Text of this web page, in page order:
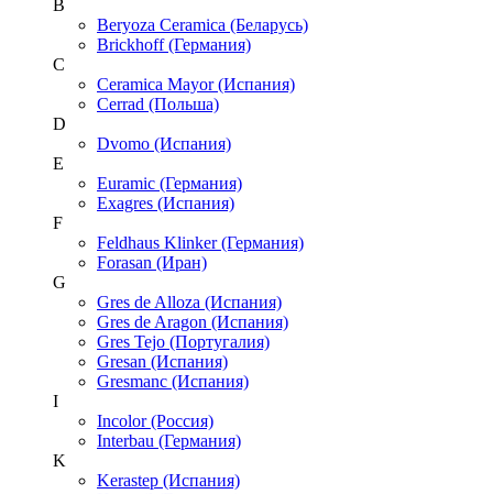
B
Beryoza Ceramica (Беларусь)
Brickhoff (Германия)
C
Ceramica Mayor (Испания)
Cerrad (Польша)
D
Dvomo (Испания)
E
Euramic (Германия)
Exagres (Испания)
F
Feldhaus Klinker (Германия)
Forasan (Иран)
G
Gres de Alloza (Испания)
Gres de Aragon (Испания)
Gres Tejo (Португалия)
Gresan (Испания)
Gresmanc (Испания)
I
Incolor (Россия)
Interbau (Германия)
K
Kerastep (Испания)